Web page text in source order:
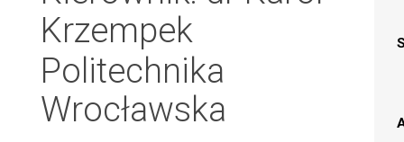
Krzempek
Politechnika
Wrocławska